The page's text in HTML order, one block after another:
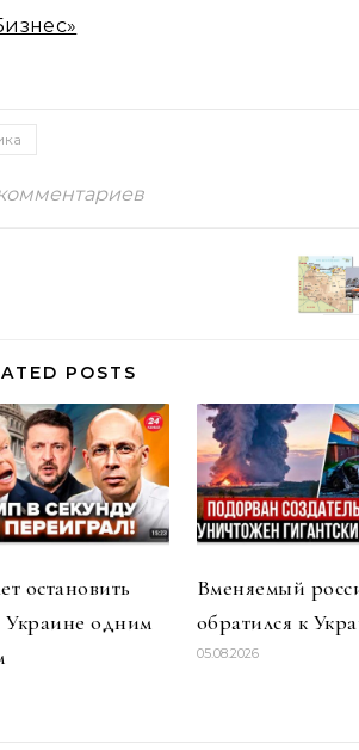
POSTS
остановить
Украине одним
Вменяемый
обратился к
05.08.2026